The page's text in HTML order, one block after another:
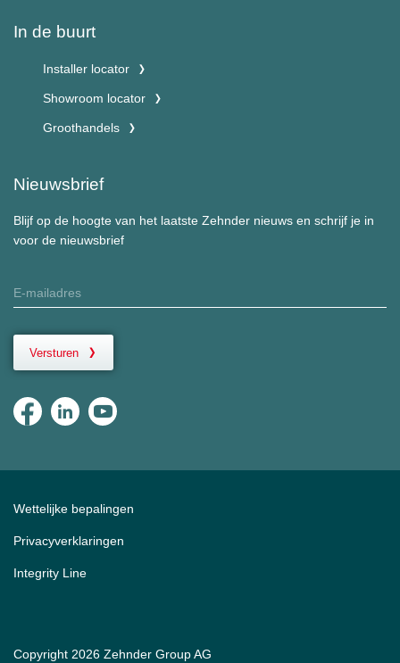
In de buurt
Installer locator
Showroom locator
Groothandels
Nieuwsbrief
Blijf op de hoogte van het laatste Zehnder nieuws en schrijf je in
voor de nieuwsbrief
Versturen
Copyright 2026 Zehnder Group AG
Wettelijke bepalingen
Privacyverklaringen
Integrity Line